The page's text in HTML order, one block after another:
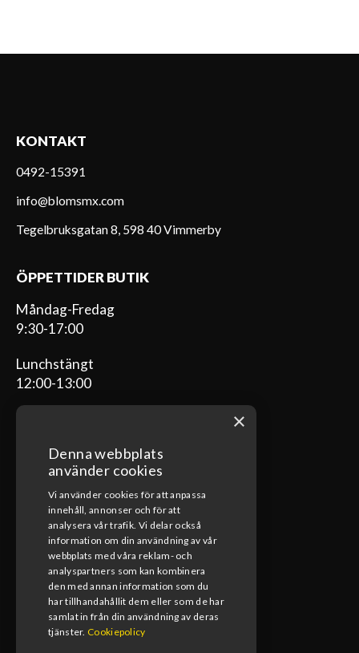
KONTAKT
0492-15391
info@blomsmx.com
Tegelbruksgatan 8, 598 40 Vimmerby
ÖPPETTIDER BUTIK
Måndag-Fredag
9:30-17:00
Lunchstängt
12:00-13:00
ÖPPETTIDER VERKSTAD
Måndag-Fredag
08:00-17:00
Lunchstängt
12:00-13:00
×
Denna webbplats
använder cookies
Vi använder cookies för att anpassa
innehåll, annonser och för att
analysera vår trafik. Vi delar också
information om din användning av vår
webbplats med våra reklam- och
analyspartners som kan kombinera
den med annan information som du
har tillhandahållit dem eller som de har
samlat in från din användning av deras
tjänster. Cookiepolicy